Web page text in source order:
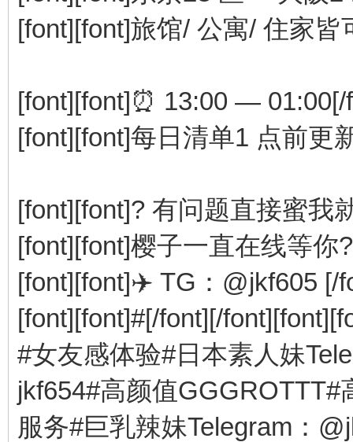
[font][font]旅馆/ 公寓/ 住家皆
[font][font]⏰ 13:00 — 01:00[/
[font][font]每日清单1 点前更
[font][font]? 有问题直接蜜我
[font][font]樱子一直在线等你
[font][font]✈️ TG：@jkf605 [/
[font][font]​#[/font][/
#女友感体验#日本素人妹
jkf654#高颜值
服务#巨乳辣妹Telegram：